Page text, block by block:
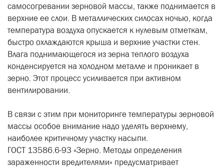
самосогревании зерновой массы, также поднимается в
верхние ее слои. В металлических силосах ночью, когда
температура воздуха опускается к нулевым отметкам,
быстро охлаждаются крыша и верхние участки стен.
Влага поднимающегося из зерна теплого воздуха
конденсируется на холодном металле и проникает в
зерно. Этот процесс усиливается при активном
вентилировании.
В связи с этим при мониторинге температуры зерновой
массы особое внимание надо уделять верхнему,
наиболее критичному участку насыпи.
ГОСТ 13586.6-93 «Зерно. Методы определения
зараженности вредителями» предусматривает